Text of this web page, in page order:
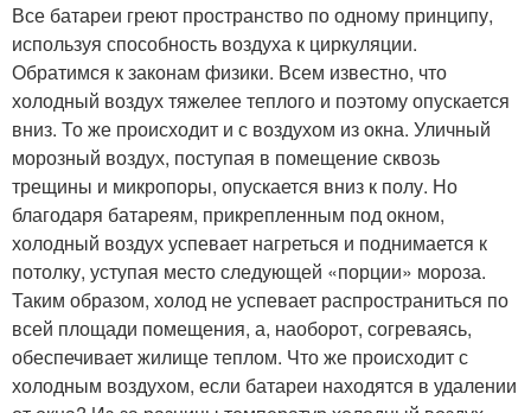
Все батареи греют пространство по одному принципу,
используя способность воздуха к циркуляции.
Обратимся к законам физики. Всем известно, что
холодный воздух тяжелее теплого и поэтому опускается
вниз. То же происходит и с воздухом из окна. Уличный
морозный воздух, поступая в помещение сквозь
трещины и микропоры, опускается вниз к полу. Но
благодаря батареям, прикрепленным под окном,
холодный воздух успевает нагреться и поднимается к
потолку, уступая место следующей «порции» мороза.
Таким образом, холод не успевает распространиться по
всей площади помещения, а, наоборот, согреваясь,
обеспечивает жилище теплом. Что же происходит с
холодным воздухом, если батареи находятся в удалении